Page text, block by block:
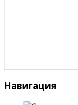
Навигация